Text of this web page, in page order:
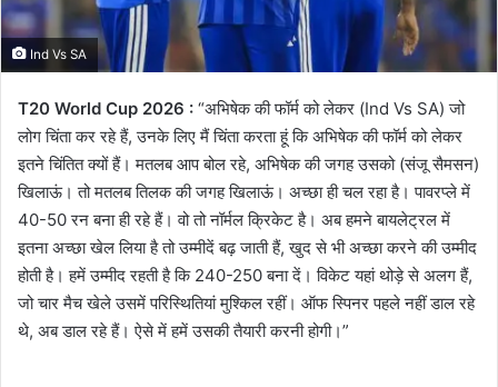
Ind Vs SA
T20 World Cup 2026 : “अभिषेक की फॉर्म को लेकर (Ind Vs SA) जो
लोग चिंता कर रहे हैं, उनके लिए मैं चिंता करता हूं कि अभिषेक की फॉर्म को लेकर
इतने चिंतित क्यों हैं। मतलब आप बोल रहे, अभिषेक की जगह उसको (संजू सैमसन)
खिलाऊं। तो मतलब तिलक की जगह खिलाऊं। अच्छा ही चल रहा है। पावरप्ले में
40-50 रन बना ही रहे हैं। वो तो नॉर्मल क्रिकेट है। अब हमने बायलेट्रल में
इतना अच्छा खेल लिया है तो उम्मीदें बढ़ जाती हैं, खुद से भी अच्छा करने की उम्मीद
होती है। हमें उम्मीद रहती है कि 240-250 बना दें। विकेट यहां थोड़े से अलग हैं,
जो चार मैच खेले उसमें परिस्थितियां मुश्किल रहीं। ऑफ स्पिनर पहले नहीं डाल रहे
थे, अब डाल रहे हैं। ऐसे में हमें उसकी तैयारी करनी होगी।”